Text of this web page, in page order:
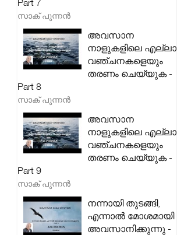
Part 7
സാക് പുന്നൻ
അവസാന
നാളുകളിലെ എല്ലാ
വഞ്ചനകളെയും
തരണം ചെയ്യുക -
Part 8
സാക് പുന്നൻ
അവസാന
നാളുകളിലെ എല്ലാ
വഞ്ചനകളെയും
തരണം ചെയ്യുക -
Part 9
സാക് പുന്നൻ
നന്നായി തുടങ്ങി,
എന്നാൽ മോശമായി
അവസാനിക്കുന്നു -